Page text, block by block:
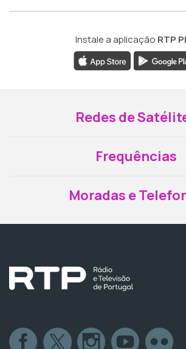
Instale a aplicação RTP
Redes de
Frequências
Moradas e